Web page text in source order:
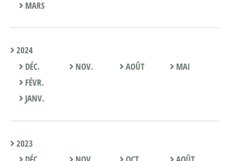
MARS
2024
DÉC.
NOV. AOÛT
MAI
FÉVR.
JANV.
2023